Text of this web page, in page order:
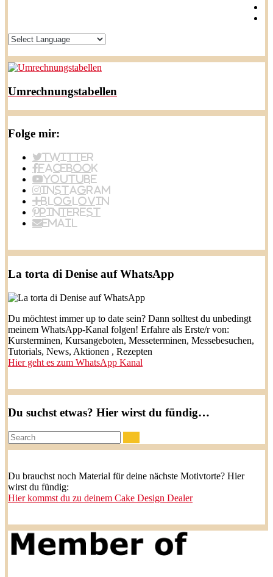
Umrechnungstabellen
Folge mir:
Twitter
Facebook
YouTube
Instagram
BlogLovin
Pinterest
Email
La torta di Denise auf WhatsApp
Du möchtest immer up to date sein? Dann solltest du unbedingt
meinem WhatsApp-Kanal folgen! Erfahre als Erste/r von:
Kursterminen, Kursangeboten, Messeterminen, Messebesuchen,
Tutorials, News, Aktionen , Rezepten
Hier geht es zum WhatsApp Kanal
Du suchst etwas? Hier wirst du fündig…
Search:
Du brauchst noch Material für deine nächste Motivtorte? Hier
wirst du fündig:
Hier kommst du zu deinem Cake Design Dealer